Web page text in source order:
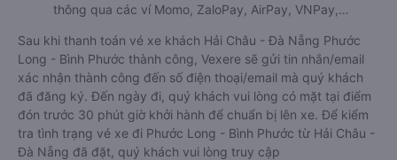
thông qua các ví Momo, ZaloPay, AirPay, VNPay,…
Sau khi thanh toán vé xe khách Hải Châu - Đà Nẵng Phước
Long - Bình Phước thành công, Vexere sẽ gửi tin nhắn/email
xác nhận thành công đến số điện thoại/email mà quý khách
đã đăng ký. Đến ngày đi, quý khách vui lòng có mặt tại điểm
đón trước 30 phút giờ khởi hành để chuẩn bị lên xe. Để kiểm
tra tình trạng vé xe đi Phước Long - Bình Phước từ Hải Châu -
Đà Nẵng đã đặt, quý khách vui lòng truy cập